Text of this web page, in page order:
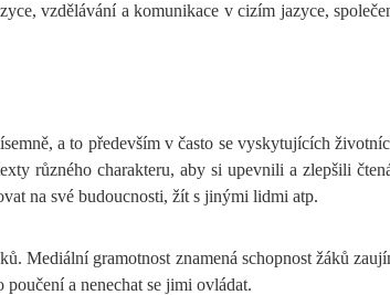
vzdělávání a komunikace v cizím jazyce,
a to především v často se vyskytujících
různého charakteru, aby si upevnili a zlepšili
na své budoucnosti, žít s jinými lidmi atp.
Mediální gramotnost znamená schopnost žáků
a nenechat se jimi ovládat.